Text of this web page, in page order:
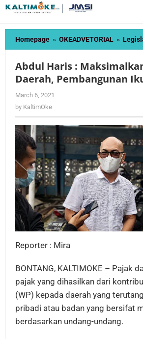
Skip
content
Homepage » OKEADVETORIAL »
Abdul Haris :
Daerah, Pembangunan
March 6, 2021
by KaltimOke
Reporter : Mira
BONTANG, KALTIMOKE – Pajak
pajak yang dihasilkan dari
(WP) kepada daerah yang
pribadi atau badan yang bersifat
berdasarkan undang-undang.